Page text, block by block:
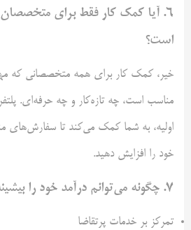
6. آیا کمک‌ کار فقط برای
است؟
خیر، کمک‌ کار برای همه متخصصانی که
مناسب است، چه تازه‌کار و چه حرفه‌ای.
اولیه، به شما کمک می‌کند تا سفارش‌های
خود را افزایش دهید.
7. چگونه می‌توانم درآمد خود را
تمرکز بر خدمات پرتقاضا